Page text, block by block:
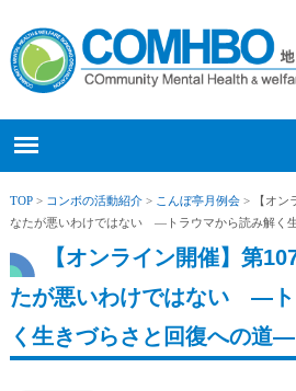
TOP> コンボの活動紹介> こんぼ亭月例会> 【オン
なたが悪いわけではない ―トラウマから読み解く
【オンライン開催】第
たが悪いわけではない ―ト
く生きづらさと回復への道―